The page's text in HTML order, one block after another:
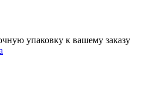
упаковку к вашему заказу